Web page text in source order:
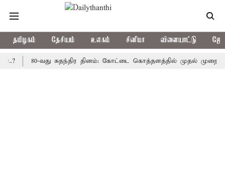
தமிழகம் தேசியம் உலகம் சினிமா விளையாட்டு
80-வது சுதந்திர தினம்: கோட்டை கொத்தளத்தில் முதல் முறையாக